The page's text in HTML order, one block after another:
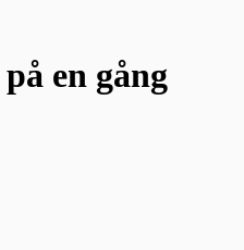
på en gång